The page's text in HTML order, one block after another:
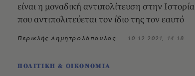
είναι η μοναδική αντιπολίτευση στην Ιστορία
που αντιπολιτεύεται τον ίδιο της τον εαυτό
Περικλής Δημητρολόπουλος 10.12.2021, 14:18
ΠΟΛΙΤΙΚΗ & ΟΙΚΟΝΟΜΙΑ